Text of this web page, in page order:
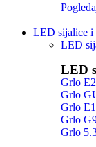
LED sijalice i
LED
LED
Grlo
Grlo
Grlo
Grlo
Grlo